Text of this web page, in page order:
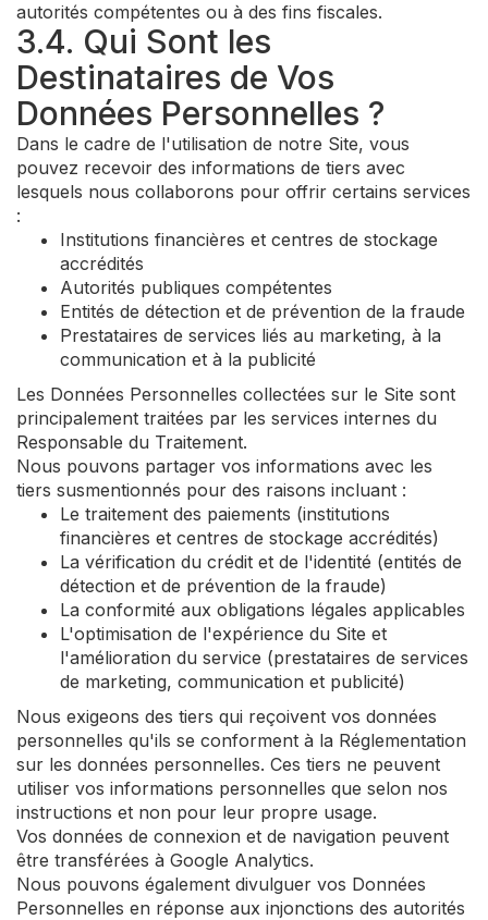
autorités compétentes ou à des fins fiscales.
3.4. Qui Sont les
Destinataires de Vos
Données Personnelles ?
Dans le cadre de l'utilisation de notre Site, vous
pouvez recevoir des informations de tiers avec
lesquels nous collaborons pour offrir certains services
:
Institutions financières et centres de stockage
accrédités
Autorités publiques compétentes
Entités de détection et de prévention de la fraude
Prestataires de services liés au marketing, à la
communication et à la publicité
Les Données Personnelles collectées sur le Site sont
principalement traitées par les services internes du
Responsable du Traitement.
Nous pouvons partager vos informations avec les
tiers susmentionnés pour des raisons incluant :
Le traitement des paiements (institutions
financières et centres de stockage accrédités)
La vérification du crédit et de l'identité (entités de
détection et de prévention de la fraude)
La conformité aux obligations légales applicables
L'optimisation de l'expérience du Site et
l'amélioration du service (prestataires de services
de marketing, communication et publicité)
Nous exigeons des tiers qui reçoivent vos données
personnelles qu'ils se conforment à la Réglementation
sur les données personnelles. Ces tiers ne peuvent
utiliser vos informations personnelles que selon nos
instructions et non pour leur propre usage.
Vos données de connexion et de navigation peuvent
être transférées à Google Analytics.
Nous pouvons également divulguer vos Données
Personnelles en réponse aux injonctions des autorités